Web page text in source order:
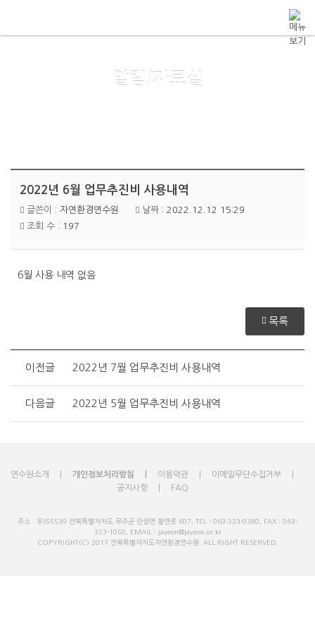
알림/자료실
2022년 6월 업무추진비 사용내역
글쓴이 : 자연환경연수원 날짜 : 2022.12.12 15:29
조회 수 : 197
6월 사용 내역 없음
목록
이전글 2022년 7월 업무추진비 사용내역
다음글 2022년 5월 업무추진비 사용내역
연수원소개 개인정보처리방침 이용약관
이메일무단수집거부
공지사항
FAQ
주소 : 우)55539 전북특별자치도 무주군 안성면 칠연로 607, TEL : 063-323-0380, FAX : 063-
323-1050, EMAIL : jayeon@jayeon.or.kr
COPYRIGHT(C) 2017 전북특별자치도자연환경연수원. ALL RIGHT RESERVED.